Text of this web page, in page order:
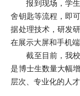
报到现场，学
舍钥匙等流程，即
据处理技术，研发
在展示大屏和手机
截至目前，我
是博士生数量大幅
层次、专业化的人